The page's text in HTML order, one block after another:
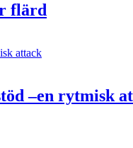
flärd
–en rytmisk